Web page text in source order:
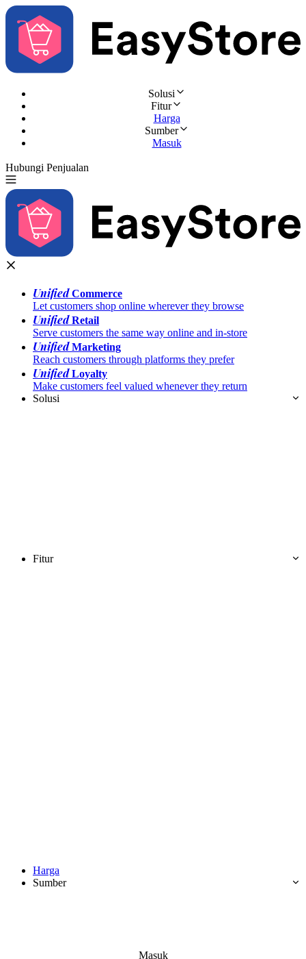
Solusi
Fitur
Harga
Sumber
Masuk
Hubungi Penjualan
UnifiedCommerce
Let customers shop online wherever they browse
UnifiedRetail
Serve customers the same way online and in-store
UnifiedMarketing
Reach customers through platforms they prefer
UnifiedLoyalty
Make customers feel valued whenever they return
Solusi
Fitur
Harga
Sumber
Masuk